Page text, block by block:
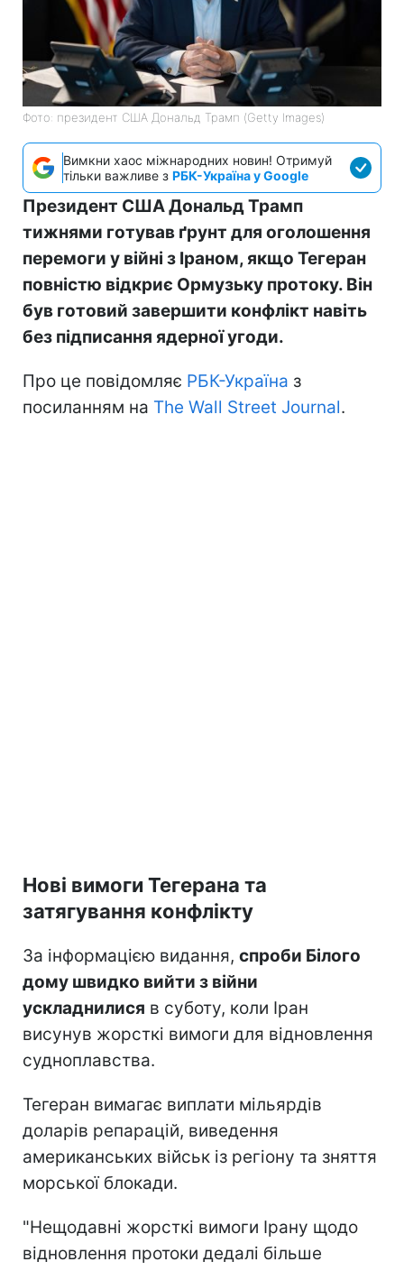
Фото: президент США Дональд Трамп (Getty Images)
Вимкни хаос міжнародних новин! Отримуй
тільки важливе з РБК-Україна у Google
Президент США Дональд Трамп
тижнями готував ґрунт для оголошення
перемоги у війні з Іраном, якщо Тегеран
повністю відкриє Ормузьку протоку. Він
був готовий завершити конфлікт навіть
без підписання ядерної угоди.
Про це повідомляє РБК-Україна з
посиланням на The Wall Street Journal.
Нові вимоги Тегерана та
затягування конфлікту
За інформацією видання, спроби Білого
дому швидко вийти з війни
ускладнилися в суботу, коли Іран
висунув жорсткі вимоги для відновлення
судноплавства.
Тегеран вимагає виплати мільярдів
доларів репарацій, виведення
американських військ із регіону та зняття
морської блокади.
"Нещодавні жорсткі вимоги Ірану щодо
відновлення протоки дедалі більше